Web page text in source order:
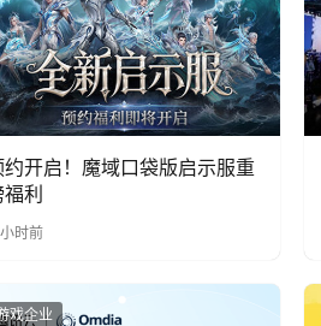
约开启！魔域口袋版启示服重
福利
时前
戏企业